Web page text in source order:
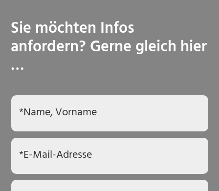
Sie möchten Infos
anfordern? Gerne gleich hier
…